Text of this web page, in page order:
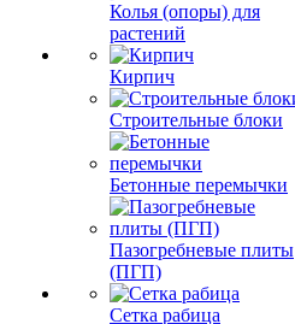
Колья (опоры) для
растений
Кирпич
Строительные блоки
Бетонные перемычки
Пазогребневые плиты
(ПГП)
Сетка рабица